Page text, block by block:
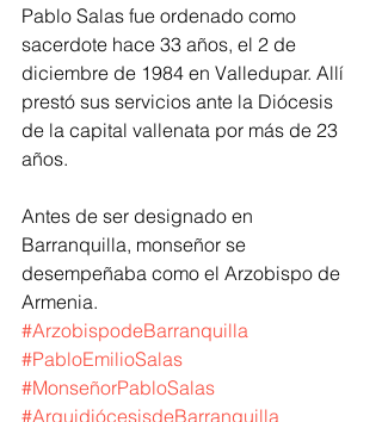
Pablo Salas fue ordenado como
sacerdote hace 33 años, el 2 de
diciembre de 1984 en Valledupar. Allí
prestó sus servicios ante la Diócesis
de la capital vallenata por más de 23
años.
Antes de ser designado en
Barranquilla, monseñor se
desempeñaba como el Arzobispo de
Armenia.
#ArzobispodeBarranquilla
#PabloEmilioSalas
#MonseñorPabloSalas
#ArquidiócesisdeBarranquilla